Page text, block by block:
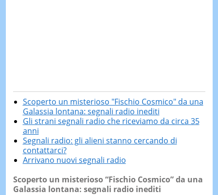
Scoperto un misterioso "Fischio Cosmico" da una
Galassia lontana: segnali radio inediti
Gli strani segnali radio che riceviamo da circa 35
anni
Segnali radio: gli alieni stanno cercando di
contattarci?
Arrivano nuovi segnali radio
Scoperto un misterioso “Fischio Cosmico” da una
Galassia lontana: segnali radio inediti